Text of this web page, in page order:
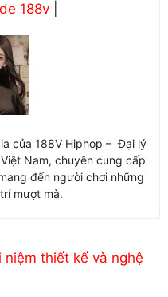
188v
của 188V Hiphop – Đại lý
Nam, chuyên cung cấp
đến người chơi những
mượt mà.
niệm thiết kế và nghệ